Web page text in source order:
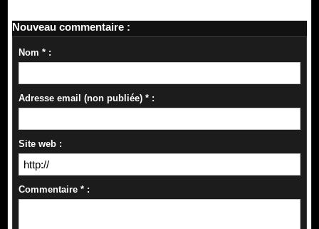
Nouveau commentaire :
Nom * :
Adresse email (non publiée) * :
Site web :
Commentaire * :